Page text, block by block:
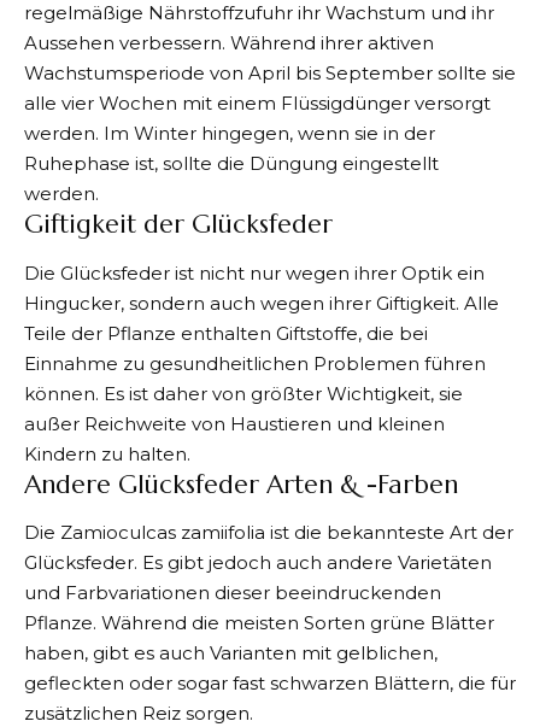
regelmäßige Nährstoffzufuhr ihr Wachstum und ihr
Aussehen verbessern. Während ihrer aktiven
Wachstumsperiode von April bis September sollte sie
alle vier Wochen mit einem Flüssigdünger versorgt
werden. Im Winter hingegen, wenn sie in der
Ruhephase ist, sollte die Düngung eingestellt
werden.
Giftigkeit der Glücksfeder
Die Glücksfeder ist nicht nur wegen ihrer Optik ein
Hingucker, sondern auch wegen ihrer Giftigkeit. Alle
Teile der Pflanze enthalten Giftstoffe, die bei
Einnahme zu gesundheitlichen Problemen führen
können. Es ist daher von größter Wichtigkeit, sie
außer Reichweite von Haustieren und kleinen
Kindern zu halten.
Andere Glücksfeder Arten & -Farben
Die Zamioculcas zamiifolia ist die bekannteste Art der
Glücksfeder. Es gibt jedoch auch andere Varietäten
und Farbvariationen dieser beeindruckenden
Pflanze. Während die meisten Sorten grüne Blätter
haben, gibt es auch Varianten mit gelblichen,
gefleckten oder sogar fast schwarzen Blättern, die für
zusätzlichen Reiz sorgen.